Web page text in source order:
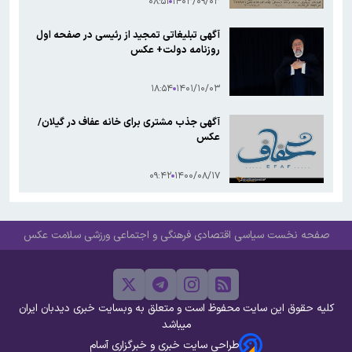
آگهی تبلیغاتی تمجید از رئیسی در صفحه اول
روزنامه دولت+ عکس
۱۴۰۱/۱۰/۰۳ ۱۸:۵۴
آگهی جذب مشتری برای خانه عفاف در گیلان/
عکس
۱۴۰۰/۰۸/۱۷ ۰۹:۴۲
صفحه نخست سیاسی اقتصادی فرهنگی و اجتماعی ورزشی سلامت عکس
کلیه حقوق این سایت محفوظ است و متعلق به وبسایت خبری دیدبان ایران
میباشد
طراحی سایت خبری و خبرگزاری آسام